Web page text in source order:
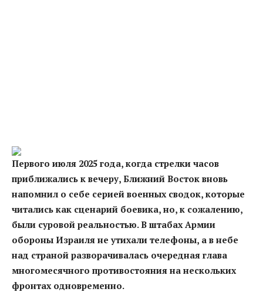
Первого июля 2025 года, когда стрелки часов
приближались к вечеру, Ближний Восток вновь
напомнил о себе серией военных сводок, которые
читались как сценарий боевика, но, к сожалению,
были суровой реальностью. В штабах Армии
обороны Израиля не утихали телефоны, а в небе
над страной разворачивалась очередная глава
многомесячного противостояния на нескольких
фронтах одновременно.